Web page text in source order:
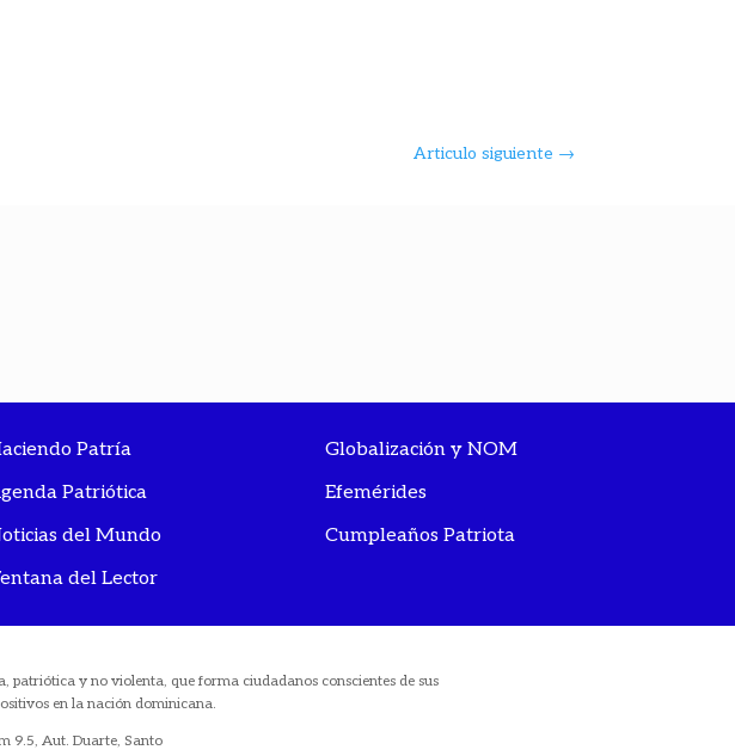
Articulo siguiente →
Patría
Patriótica
del Mundo
del Lector
Globalización y NOM
Efemérides
Cumpleaños Patriota
patriótica y no violenta, que forma ciudadanos conscientes de sus
en la nación dominicana.
9.5, Aut. Duarte, Santo